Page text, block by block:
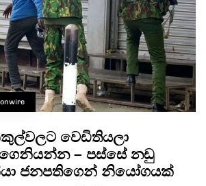
වෙඩිතියලා
ගෙනියන්න – පස්සේ නඩු
ජනපතිගෙන් නියෝගයක්